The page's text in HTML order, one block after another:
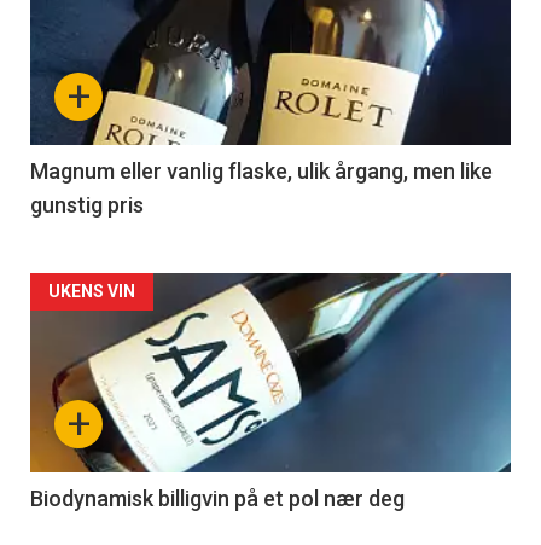
akkurat
nå
3
+
Magnum eller vanlig flaske, ulik årgang, men like
gunstig pris
Forsiden
akkurat
nå
4
+
UKENS VIN
Biodynamisk billigvin på et pol nær deg